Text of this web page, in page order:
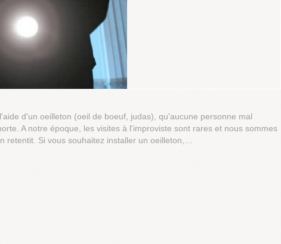
d'un oeilleton (oeil de boeuf, judas), qu'aucune personne mal
A notre époque, les visites à l'improviste sont rares et nous sommes
retentit. Si vous souhaitez installer un oeilleton,…